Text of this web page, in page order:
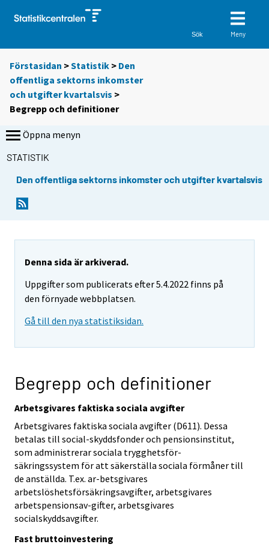
Sök Meny
Förstasidan >Statistik > Den
offentliga sektorns inkomster
och utgifter kvartalsvis >
Begrepp och definitioner
Öppna menyn
STATISTIK
Den offentliga sektorns inkomster och utgifter kvartalsvis
Denna sida är arkiverad.
Uppgifter som publicerats efter 5.4.2022 finns på
den förnyade webbplatsen.
Gå till den nya statistiksidan.
Begrepp och definitioner
Arbetsgivares faktiska sociala avgifter
Arbetsgivares faktiska sociala avgifter (D611). Dessa
betalas till social-skyddsfonder och pensionsinstitut,
som administrerar sociala trygghetsför-
säkringssystem för att säkerställa sociala förmåner till
de anställda. T.ex. ar-betsgivares
arbetslöshetsförsäkringsavgifter, arbetsgivares
arbetspensionsav-gifter, arbetsgivares
socialskyddsavgifter.
Fast bruttoinvestering